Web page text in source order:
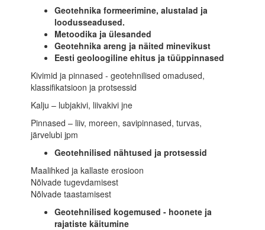
Geotehnika formeerimine, alustalad ja
loodusseadused.
Metoodika ja ülesanded
Geotehnika areng ja näited minevikust
Eesti geoloogiline ehitus ja tüüppinnased
Kivimid ja pinnased - geotehnilised omadused,
klassifikatsioon ja protsessid
Kalju – lubjakivi, liivakivi jne
Pinnased – liiv, moreen, savipinnased, turvas,
järvelubi jpm
Geotehnilised nähtused ja protsessid
Maalihked ja kallaste erosioon
Nõlvade tugevdamisest
Nõlvade taastamisest
Geotehnilised kogemused - hoonete ja
rajatiste käitumine